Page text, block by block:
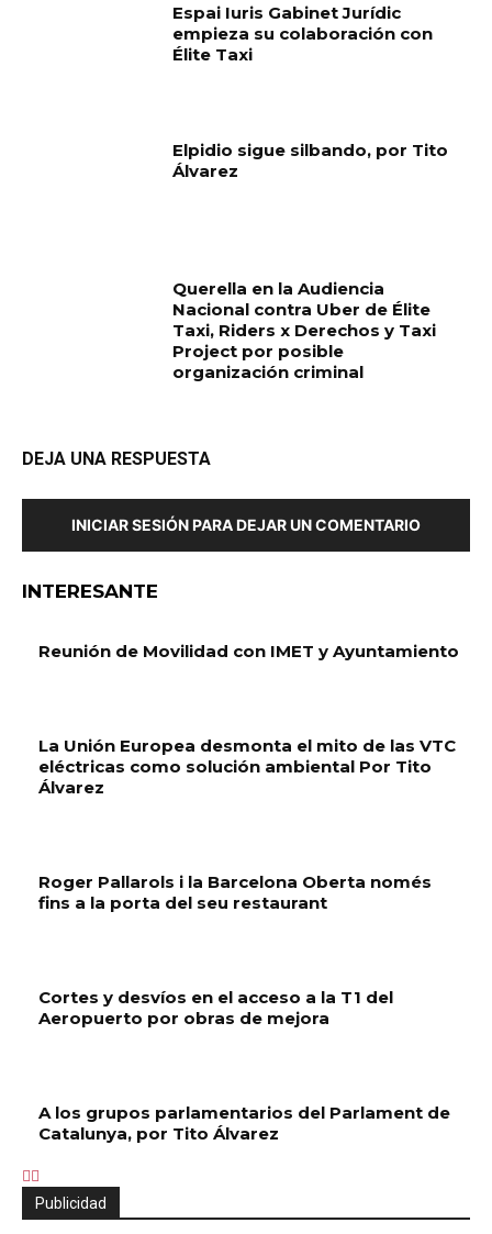
Espai Iuris Gabinet Jurídic
empieza su colaboración con
Élite Taxi
Elpidio sigue silbando, por Tito
Álvarez
Querella en la Audiencia
Nacional contra Uber de Élite
Taxi, Riders x Derechos y Taxi
Project por posible
organización criminal
DEJA UNA RESPUESTA
INICIAR SESIÓN PARA DEJAR UN COMENTARIO
INTERESANTE
Reunión de Movilidad con IMET y Ayuntamiento
La Unión Europea desmonta el mito de las VTC
eléctricas como solución ambiental Por Tito
Álvarez
Roger Pallarols i la Barcelona Oberta només
fins a la porta del seu restaurant
Cortes y desvíos en el acceso a la T1 del
Aeropuerto por obras de mejora
A los grupos parlamentarios del Parlament de
Catalunya, por Tito Álvarez
Publicidad